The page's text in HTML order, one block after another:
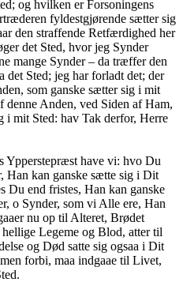
og hvilken er Forsoningens
fyldestgjørende sætter sig
den straffende Retfærdighed her
det Sted, hvor jeg Synder
mange Synder – da træffer den
det Sted; jeg har forladt det; der
som ganske sætter sig i mit
denne Anden, ved Siden af Ham,
i mit Sted: hav Tak derfor, Herre
Ypperstepræst have vi: hvo Du
Han kan ganske sætte sig i Dit
Du end fristes, Han kan ganske
o Synder, som vi Alle ere, Han
nu op til Alteret, Brødet
Legeme og Blod, atter til
og Død satte sig ogsaa i Dit
forbi, maa indgaae til Livet,